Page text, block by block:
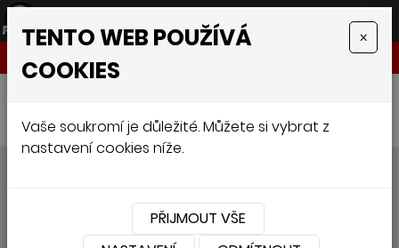
MICHELIN PILOT ALPIN PA4 GRNX N0 235/40 R19 92V
GRNX N0 235/40 R19 92V
TENTO WEB POUŽÍVÁ
COOKIES
×
Vaše soukromí je důležité. Můžete si vybrat z
nastavení cookies níže.
PŘIJMOUT VŠE